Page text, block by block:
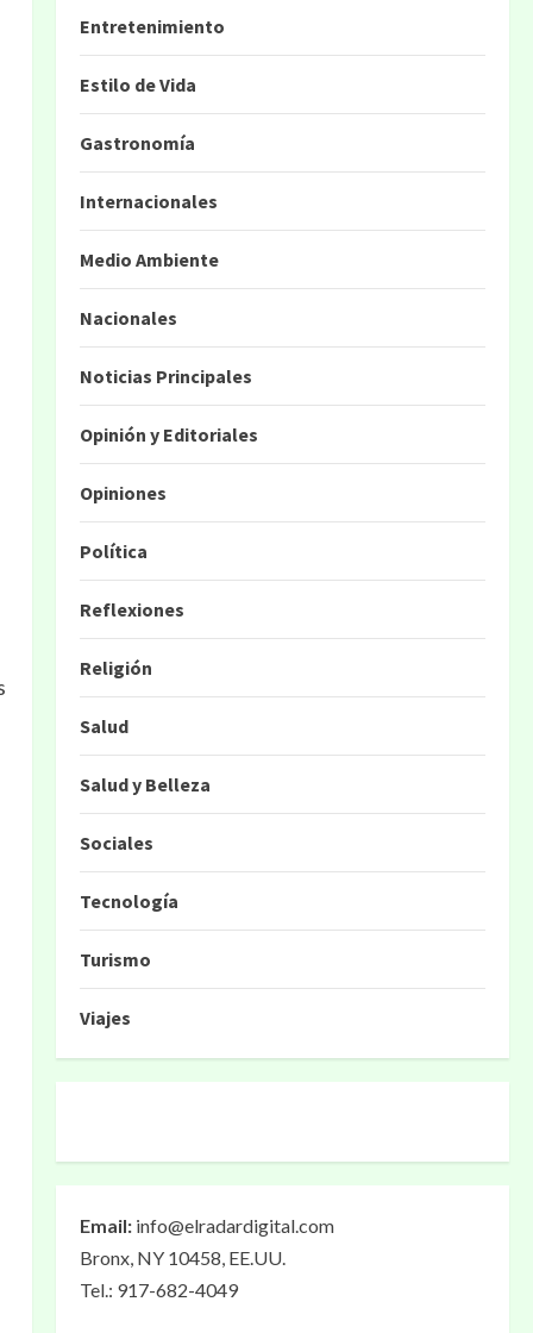
Entretenimiento
Estilo de Vida
Gastronomía
Internacionales
Medio Ambiente
Nacionales
Noticias Principales
Opinión y Editoriales
Opiniones
Política
Reflexiones
Religión
Salud
Salud y Belleza
Sociales
Tecnología
Turismo
Viajes
Email: info@elradardigital.com
Bronx, NY 10458, EE.UU.
Tel.: 917-682-4049